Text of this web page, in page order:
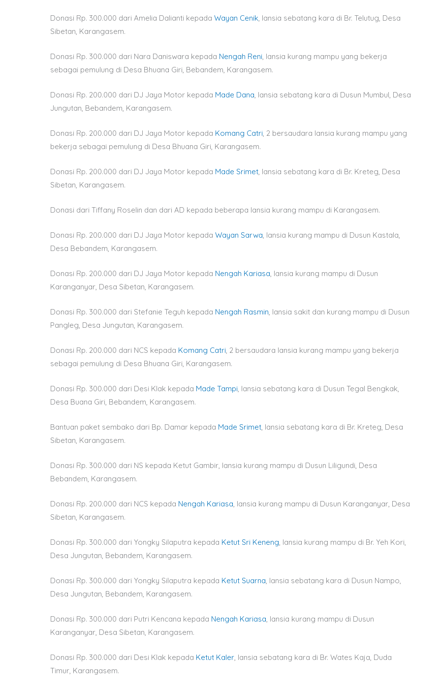
Donasi Rp. 300.000 dari Amelia Dalianti kepada Wayan Cenik , lansia sebatang kara di Br. Telutug, Desa
Sibetan, Karangasem.
Donasi Rp. 300.000 dari Nara Daniswara kepada Nengah Reni , lansia kurang mampu yang bekerja
sebagai pemulung di Desa Bhuana Giri, Bebandem, Karangasem.
Donasi Rp. 200.000 dari DJ Jaya Motor kepada Made Dana , lansia sebatang kara di Dusun Mumbul, Desa
Jungutan, Bebandem, Karangasem.
Donasi Rp. 200.000 dari DJ Jaya Motor kepada Komang Catri , 2 bersaudara lansia kurang mampu yang
bekerja sebagai pemulung di Desa Bhuana Giri, Karangasem.
Donasi Rp. 200.000 dari DJ Jaya Motor kepada Made Srimet , lansia sebatang kara di Br. Kreteg, Desa
Sibetan, Karangasem.
Donasi dari Tiffany Roselin dan dari AD kepada beberapa lansia kurang mampu di Karangasem.
Donasi Rp. 200.000 dari DJ Jaya Motor kepada Wayan Sarwa , lansia kurang mampu di Dusun Kastala,
Desa Bebandem, Karangasem.
Donasi Rp. 200.000 dari DJ Jaya Motor kepada Nengah Kariasa , lansia kurang mampu di Dusun
Karanganyar, Desa Sibetan, Karangasem.
Donasi Rp. 300.000 dari Stefanie Teguh kepada Nengah Rasmin , lansia sakit dan kurang mampu di Dusun
Pangleg, Desa Jungutan, Karangasem.
Donasi Rp. 200.000 dari NCS kepada Komang Catri , 2 bersaudara lansia kurang mampu yang bekerja
sebagai pemulung di Desa Bhuana Giri, Karangasem.
Donasi Rp. 300.000 dari Desi Klak kepada Made Tampi , lansia sebatang kara di Dusun Tegal Bengkak,
Desa Buana Giri, Bebandem, Karangasem.
Bantuan paket sembako dari Bp. Damar kepada Made Srimet , lansia sebatang kara di Br. Kreteg, Desa
Sibetan, Karangasem.
Donasi Rp. 300.000 dari NS kepada Ketut Gambir, lansia kurang mampu di Dusun Liligundi, Desa
Bebandem, Karangasem.
Donasi Rp. 200.000 dari NCS kepada Nengah Kariasa , lansia kurang mampu di Dusun Karanganyar, Desa
Sibetan, Karangasem.
Donasi Rp. 300.000 dari Yongky Silaputra kepada Ketut Sri Keneng , lansia kurang mampu di Br. Yeh Kori,
Desa Jungutan, Bebandem, Karangasem.
Donasi Rp. 300.000 dari Yongky Silaputra kepada Ketut Suarna , lansia sebatang kara di Dusun Nampo,
Desa Jungutan, Bebandem, Karangasem.
Donasi Rp. 300.000 dari Putri Kencana kepada Nengah Kariasa , lansia kurang mampu di Dusun
Karanganyar, Desa Sibetan, Karangasem.
Donasi Rp. 300.000 dari Desi Klak kepada Ketut Kaler , lansia sebatang kara di Br. Wates Kaja, Duda
Timur, Karangasem.